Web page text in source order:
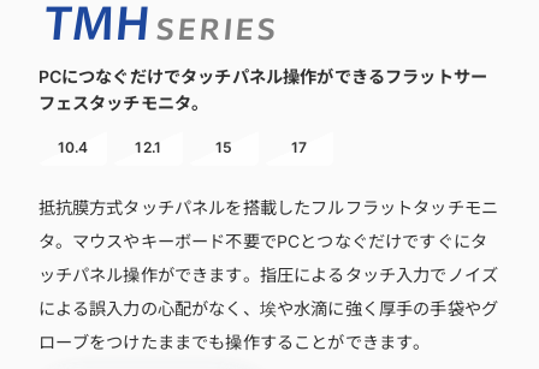
TMH SERIES
PCにつなぐだけでタッチパネル操作ができるフラットサー
フェスタッチモニタ。
10.4 12.1 15 17
抵抗膜方式タッチパネルを搭載したフルフラットタッチモニ
タ。マウスやキーボード不要でPCとつなぐだけですぐにタ
ッチパネル操作ができます。指圧によるタッチ入力でノイズ
による誤入力の心配がなく、埃や水滴に強く厚手の手袋やグ
ローブをつけたままでも操作することができます。